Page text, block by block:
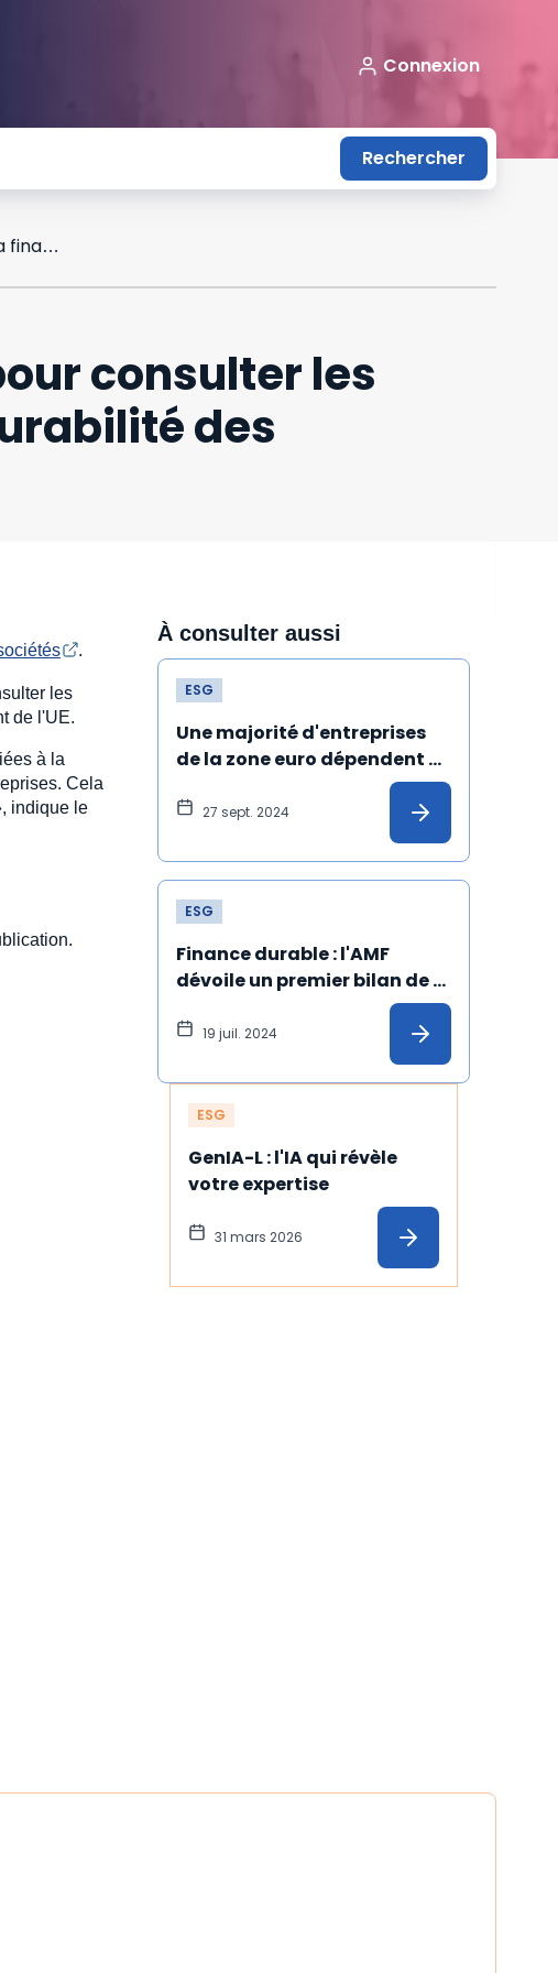
Connexion
Rechercher
Une nouvelle plateforme européenne pour consulter les informations liées à la finance et à la durabilité des entreprises disponible en 2027
consulter les
des
.
les
de l'UE.
à la
Cela
indique le
À consulter aussi
ESG
Une majorité d'entreprises
de la zone euro dépendent
de "manière critique" de la
nature
27 sept. 2024
ESG
Finance durable : l'AMF
dévoile un premier bilan de
19 juil. 2024
ESG
GenIA-L : l'IA qui révèle
votre expertise
31 mars 2026